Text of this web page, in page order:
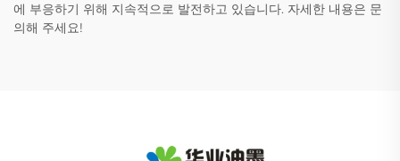
에 부응하기 위해 지속적으로 발전하고 있습니다. 자세한 내용은 문
의해 주세요!